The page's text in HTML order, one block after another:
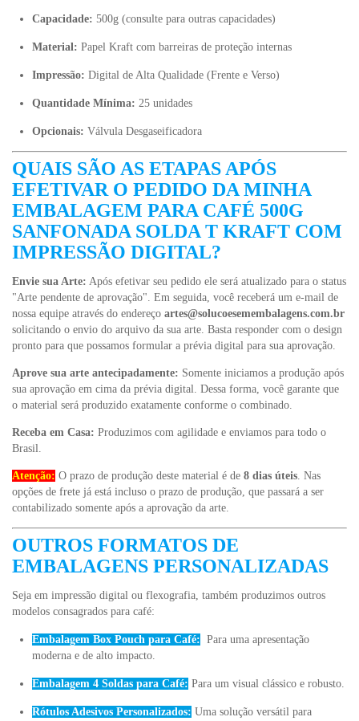
Capacidade: 500g (consulte para outras capacidades)
Material: Papel Kraft com barreiras de proteção internas
Impressão: Digital de Alta Qualidade (Frente e Verso)
Quantidade Mínima: 25 unidades
Opcionais: Válvula Desgaseificadora
QUAIS SÃO AS ETAPAS APÓS
EFETIVAR O PEDIDO DA MINHA
EMBALAGEM PARA CAFÉ 500G
SANFONADA SOLDA T KRAFT COM
IMPRESSÃO DIGITAL?
Envie sua Arte: Após efetivar seu pedido ele será atualizado para o status
"Arte pendente de aprovação". Em seguida, você receberá um e-mail de
nossa equipe através do endereço artes@solucoesemembalagens.com.br
solicitando o envio do arquivo da sua arte. Basta responder com o design
pronto para que possamos formular a prévia digital para sua aprovação.
Aprove sua arte antecipadamente: Somente iniciamos a produção após
sua aprovação em cima da prévia digital. Dessa forma, você garante que
o material será produzido exatamente conforme o combinado.
Receba em Casa: Produzimos com agilidade e enviamos para todo o
Brasil.
Atenção: O prazo de produção deste material é de 8 dias úteis. Nas
opções de frete já está incluso o prazo de produção, que passará a ser
contabilizado somente após a aprovação da arte.
OUTROS FORMATOS DE
EMBALAGENS PERSONALIZADAS
Seja em impressão digital ou flexografia, também produzimos outros
modelos consagrados para café:
Embalagem Box Pouch para Café: Para uma apresentação
moderna e de alto impacto.
Embalagem 4 Soldas para Café: Para um visual clássico e robusto.
Rótulos Adesivos Personalizados: Uma solução versátil para